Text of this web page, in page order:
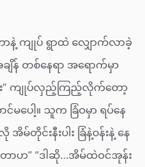
တာနဲ့ ကျုပ် ရွာထဲ လျှောက်လာခဲ့
ျိန် တစ်နေရာ အရောက်မှာ
” ကျုပ်လှည့်ကြည့်လိုက်တော့
ပေါ့။ သူက ခြံဝမှာ ရပ်နေ
တိုင်းနီးပါး ခြံနဲ့ဝန်းနဲ့ နေ
တာဟ” “ဒါဆို…အိမ်ထဲဝင်အုန်း